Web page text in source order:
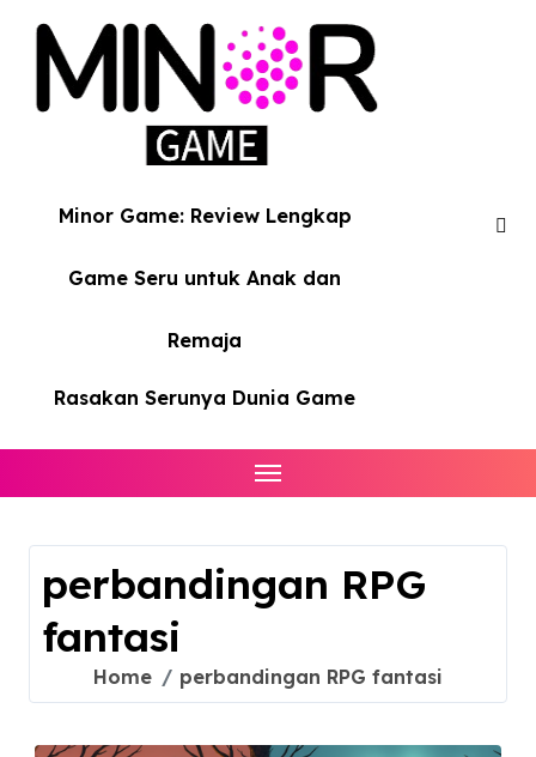
content
Minor Game: Review Lengkap
Game Seru untuk Anak dan
Remaja
Rasakan Serunya Dunia Game
perbandingan RPG
fantasi
Home perbandingan RPG fantasi